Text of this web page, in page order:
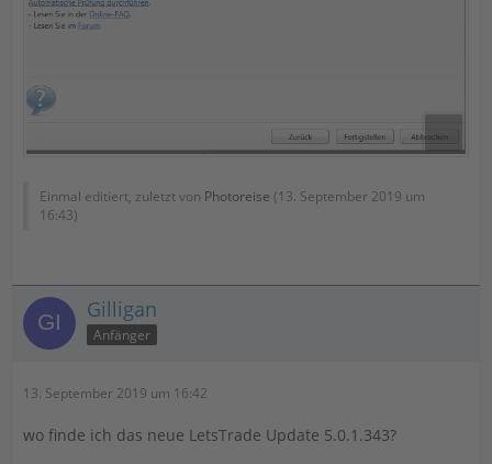
Einmal editiert, zuletzt von Photoreise (13. September 2019 um
16:43)
Gilligan
Anfänger
13. September 2019 um 16:42
wo finde ich das neue LetsTrade Update 5.0.1.343?